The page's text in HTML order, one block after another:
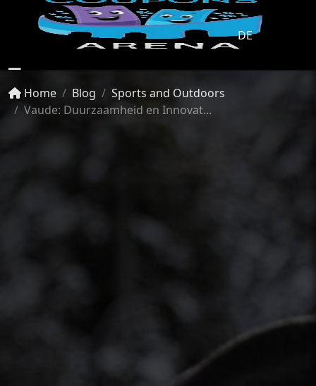
DE
☰
Home Blog
Sports and Outdoors
Vaude: Duurzaamheid en Innovat...